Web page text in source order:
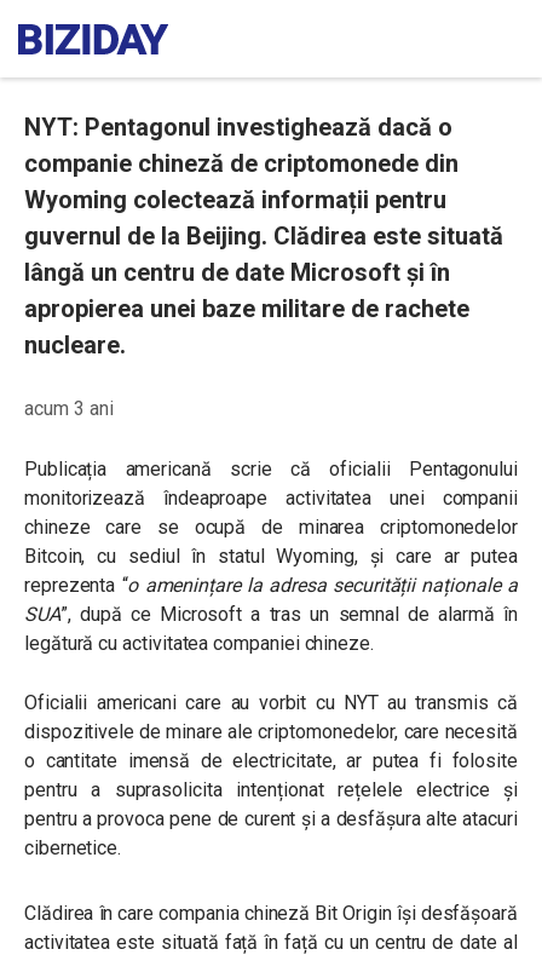
NYT: Pentagonul investighează dacă o
companie chineză de criptomonede din
Wyoming colectează informații pentru
guvernul de la Beijing. Clădirea este situată
lângă un centru de date Microsoft și în
apropierea unei baze militare de rachete
nucleare.
acum 3 ani
Publicația americană scrie că oficialii Pentagonului
monitorizează îndeaproape activitatea unei companii
chineze care se ocupă de minarea criptomonedelor
Bitcoin, cu sediul în statul Wyoming, și care ar putea
reprezenta “o amenințare la adresa securității naționale a
SUA”, după ce Microsoft a tras un semnal de alarmă în
legătură cu activitatea companiei chineze.
Oficialii americani care au vorbit cu NYT au transmis că
dispozitivele de minare ale criptomonedelor, care necesită
o cantitate imensă de electricitate, ar putea fi folosite
pentru a suprasolicita intenționat rețelele electrice și
pentru a provoca pene de curent și a desfășura alte atacuri
cibernetice.
Clădirea în care compania chineză Bit Origin își desfășoară
activitatea este situată față în față cu un centru de date al